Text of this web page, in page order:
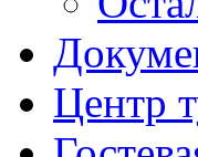
Центр